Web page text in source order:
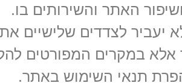
האתר והשירותים בו.
יעביר לצדדים שלישיים
אלא במקרים המפורטים